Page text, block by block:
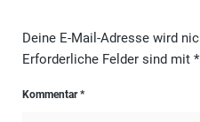
Deine E-Mail-Adresse wird
Erforderliche Felder sind mit *
Kommentar*